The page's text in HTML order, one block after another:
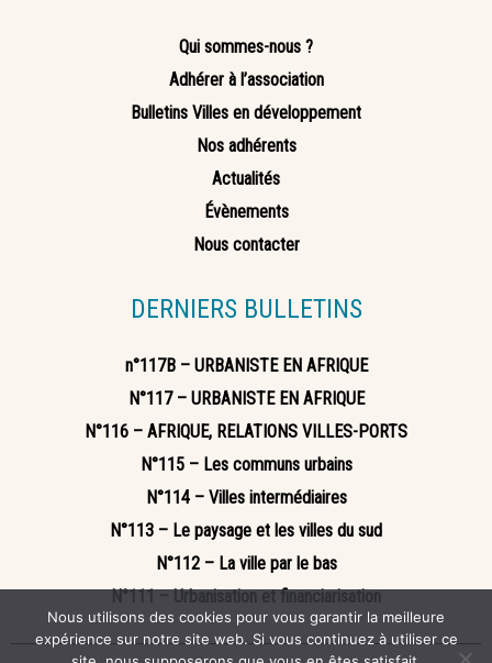
Qui sommes-nous ?
Adhérer à l’association
Bulletins Villes en développement
Nos adhérents
Actualités
Évènements
Nous contacter
DERNIERS BULLETINS
n°117B – URBANISTE EN AFRIQUE
N°117 – URBANISTE EN AFRIQUE
N°116 – AFRIQUE, RELATIONS VILLES-PORTS
N°115 – Les communs urbains
N°114 – Villes intermédiaires
N°113 – Le paysage et les villes du sud
N°112 – La ville par le bas
N°111 – Urbanisation et financiarisation
Nous utilisons des cookies pour vous garantir la meilleure
expérience sur notre site web. Si vous continuez à utiliser ce